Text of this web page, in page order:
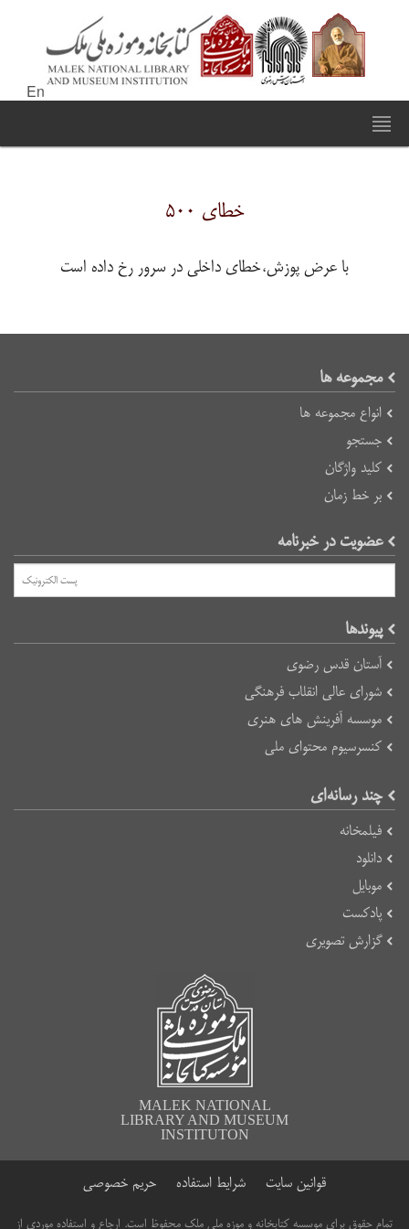
En
خطای ۵۰۰
با عرض پوزش،خطای داخلی در سرور رخ داده است
مجموعه ها
انواع مجموعه ها
جستجو
کلید واژگان
بر خط زمان
عضویت در خبرنامه
پیوند‌ها
آستان قدس رضوی
شورای عالی انقلاب فرهنگی
موسسه آفرینش های هنری
کنسرسیوم محتوای ملی
چند رسانه‌ای
فیلمخانه
دانلود
موبایل
پادکست
گزارش تصویری
MALEK NATIONAL
LIBRARY AND MUSEUM
INSTITUTON
قوانین سایت شرایط استفاده حریم خصوصی
تمام حقوق برای موسسه کتابخانه و موزه ملی ملک محفوظ است. ارجاع و استفاده موردی از